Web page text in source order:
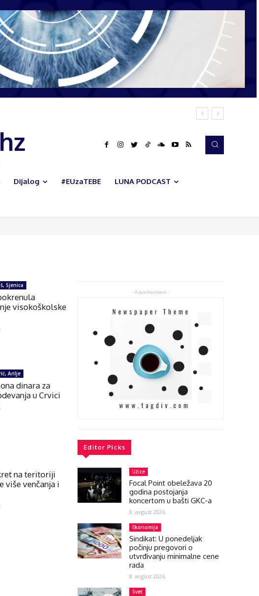
Dijalog #EUzaTEBE LUNA PODCAST
Sjenica
visokoškolske
Arilje
dinara za
u Crvici
na teritoriji
više venčanja i
- Advertisement -
Editor Picks
Užice
Focal Point obeležava 20
godina postojanja
koncertom u bašti GKC-a
8. avgust 2026.
Ekonomija
Sindikat: U ponedeljak
počinju pregovori o
utvrđivanju minimalne cene
rada
8. avgust 2026.
Svet